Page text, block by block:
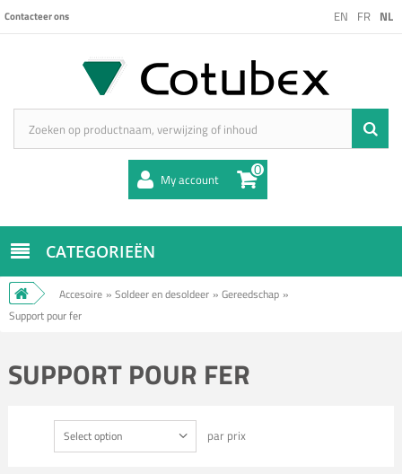
EN FR NL
Contacteer ons
My account 0
CATEGORIEËN
Accesoire » Soldeer en desoldeer » Gereedschap »
Support pour fer
SUPPORT POUR FER
Select option par prix